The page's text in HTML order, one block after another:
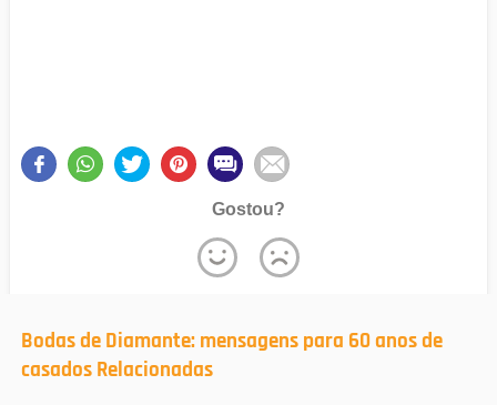
Gostou?
Bodas de Diamante: mensagens para 60 anos de
casados Relacionadas